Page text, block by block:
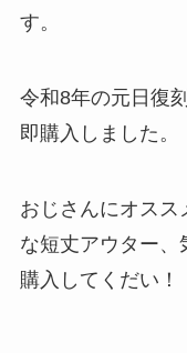
す。
令和8年の元日復
即購入しました。
おじさんにオス
な短丈アウター、
購入してくだい！